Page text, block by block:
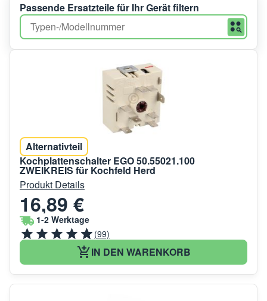
Passende Ersatzteile für Ihr Gerät filtern
Alternativteil
Kochplattenschalter EGO 50.55021.100
ZWEIKREIS für Kochfeld Herd
Produkt Details
16,89 €
1-2 Werktage
(99)
IN DEN WARENKORB